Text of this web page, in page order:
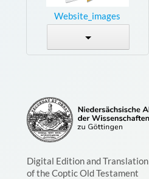
Website_images
Digital Edition and Translation
of the Coptic Old Testament